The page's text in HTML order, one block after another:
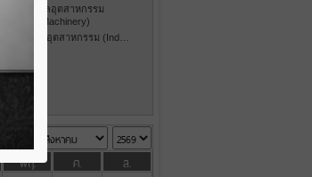
เครื่องจักรกลอุตสาหกรรม
(Industrial Machinery)
เครื่องมือกลอุตสาหกรรม (Ind…
พฤ. ศ. ส.